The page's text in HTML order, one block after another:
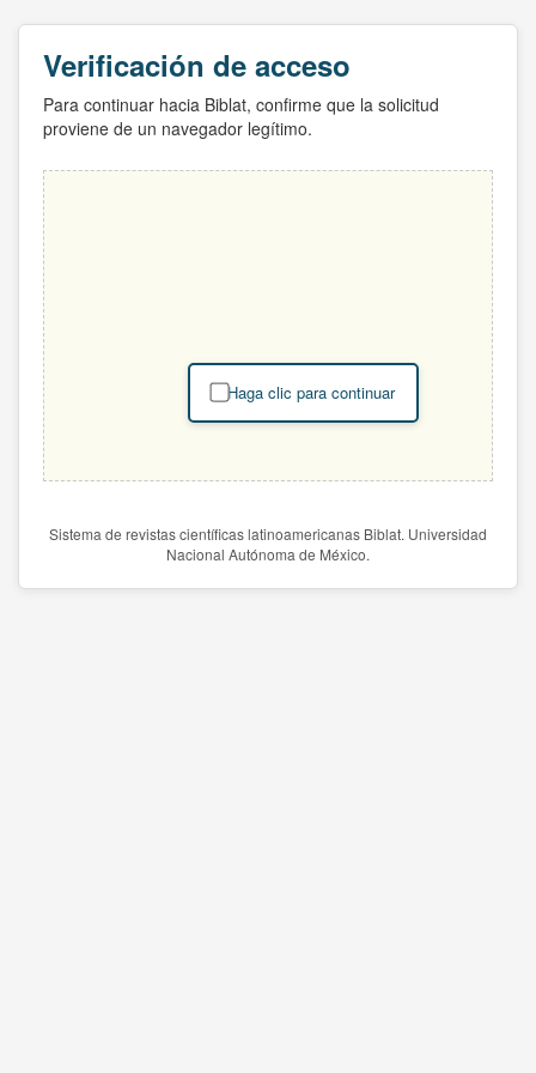
Verificación de acceso
Para continuar hacia Biblat, confirme que la solicitud
proviene de un navegador legítimo.
Haga clic para continuar
Sistema de revistas científicas latinoamericanas Biblat. Universidad
Nacional Autónoma de México.